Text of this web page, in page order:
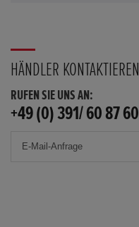
HÄNDLER KONTAKTIEREN
RUFEN SIE UNS AN:
+49 (0) 391/ 60 87 60